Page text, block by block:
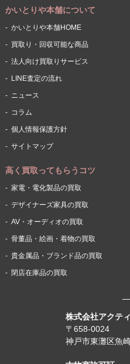
株式会社アクテ
〒658-0024
神戸市東灘区魚
かいとりや本舗について
かいとりや本舗HOME
買取り・回収可能な商品
法人向け買取りサービス
LINE査定の流れ
ニュース
コラム
個人情報保護方針
サイトマップ
高く買取ってもらうコツ
家電・電化製品の買取
デザイナーズ家具の買取
AV・オーディオの買取
骨董品・絵画・着物の買取
貴金属品・ブランド品の買取
閉店在庫品の買取